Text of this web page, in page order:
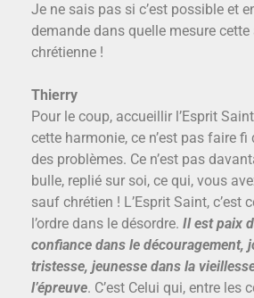
Je ne sais pas si c’est possible et
demande dans quelle mesure
chrétienne !
Thierry
Pour le coup, accueillir l’Esprit
cette harmonie, ce n’est pas faire
des problèmes. Ce n’est pas
bulle, replié sur soi, ce qui, vous
sauf chrétien ! L’Esprit Saint, c’est
l’ordre dans le désordre. Il est paix
confiance dans le découragement,
tristesse, jeunesse dans la
l’épreuve. C’est Celui qui, entre les